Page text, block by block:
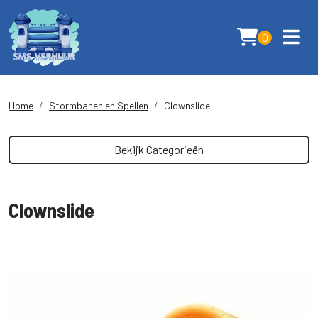
0
Home Stormbanen en Spellen Clownslide
Bekijk Categorieën
Clownslide